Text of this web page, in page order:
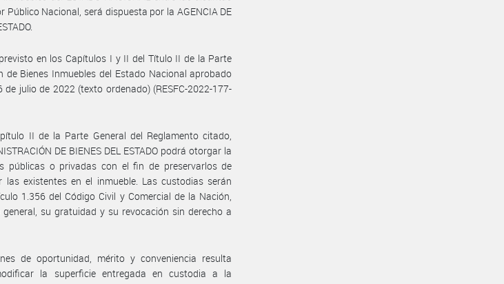
Público Nacional, será dispuesta por la AGENCIA DE
en los Capítulos I y II del Título II de la Parte
de Bienes Inmuebles del Estado Nacional aprobado
julio de 2022 (texto ordenado) (RESFC-2022-177-
II de la Parte General del Reglamento citado,
DE BIENES DEL ESTADO podrá otorgar la
públicas o privadas con el fin de preservarlos de
existentes en el inmueble. Las custodias serán
1.356 del Código Civil y Comercial de la Nación,
su gratuidad y su revocación sin derecho a
de oportunidad, mérito y conveniencia resulta
la superficie entregada en custodia a la